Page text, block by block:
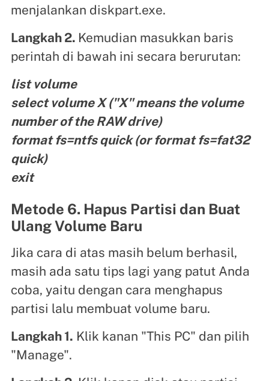
menjalankan diskpart.exe.
Langkah 2. Kemudian masukkan baris
perintah di bawah ini secara berurutan:
list volume
select volume X ("X" means the volume
number of the RAW drive)
format fs=ntfs quick (or format fs=fat32
quick)
exit
Metode 6. Hapus Partisi dan Buat
Ulang Volume Baru
Jika cara di atas masih belum berhasil,
masih ada satu tips lagi yang patut Anda
coba, yaitu dengan cara menghapus
partisi lalu membuat volume baru.
Langkah 1. Klik kanan "This PC" dan pilih
"Manage".